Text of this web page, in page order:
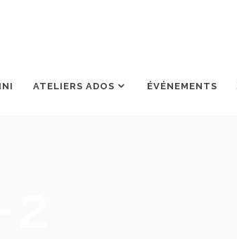
ATELIERS ADOS ÉVÉNEMENTS